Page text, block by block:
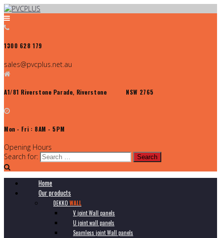
1300 628 179
sales@pvcplus.net.au
A1/81 Riverstone Parade, Riverstone NSW 2765
Mon - Fri : 8AM - 5PM
Opening Hours
Search for:
Home
Our products
DEKKO WALL
V joint Wall panels
U joint wall panels
Seamless joint Wall panels